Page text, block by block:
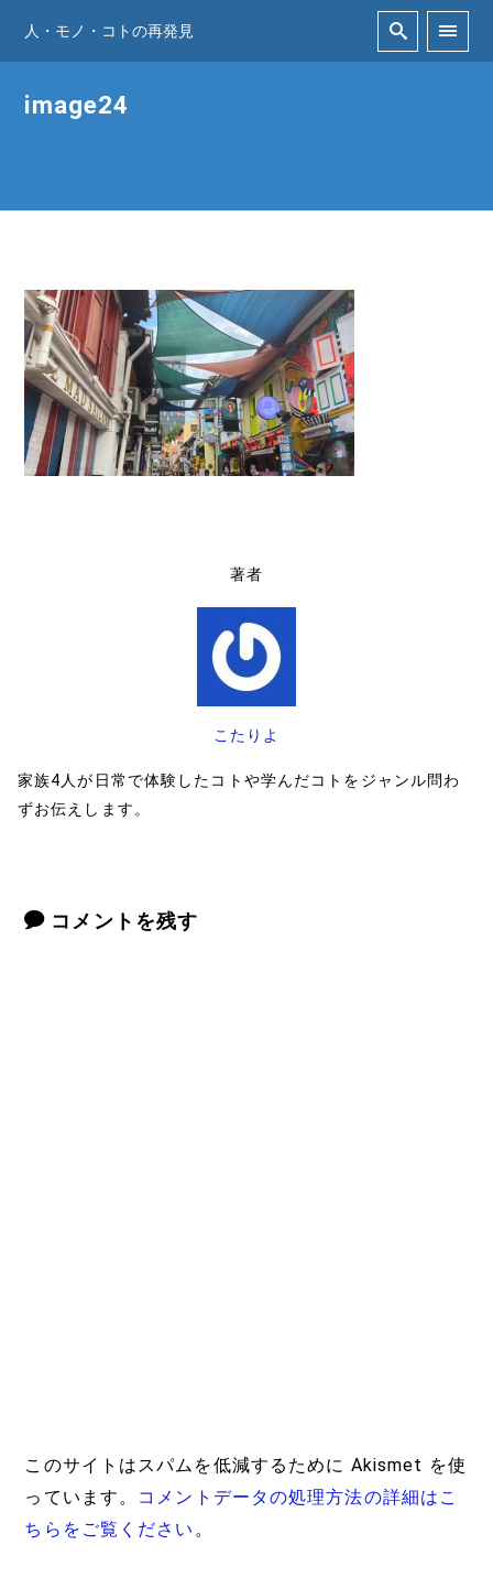
人・モノ・コトの再発見
image24
著者
こたりよ
家族4人が日常で体験したコトや学んだコトをジャンル問わ
ずお伝えします。
コメントを残す
このサイトはスパムを低減するために Akismet を使
っています。 コメントデータの処理方法の詳細はこ
ちらをご覧ください 。